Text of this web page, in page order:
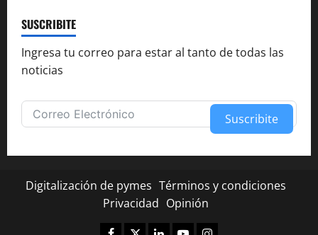
SUSCRIBITE
Ingresa tu correo para estar al tanto de todas las
noticias
Suscribite
Digitalización de pymes Términos y condiciones
Privacidad Opinión
Facebook
TwitterLinkedinYoutubeInstagram